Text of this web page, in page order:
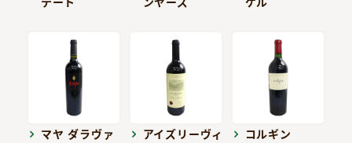
マヤ ダラヴァ
アイズリーヴィ
コルギン